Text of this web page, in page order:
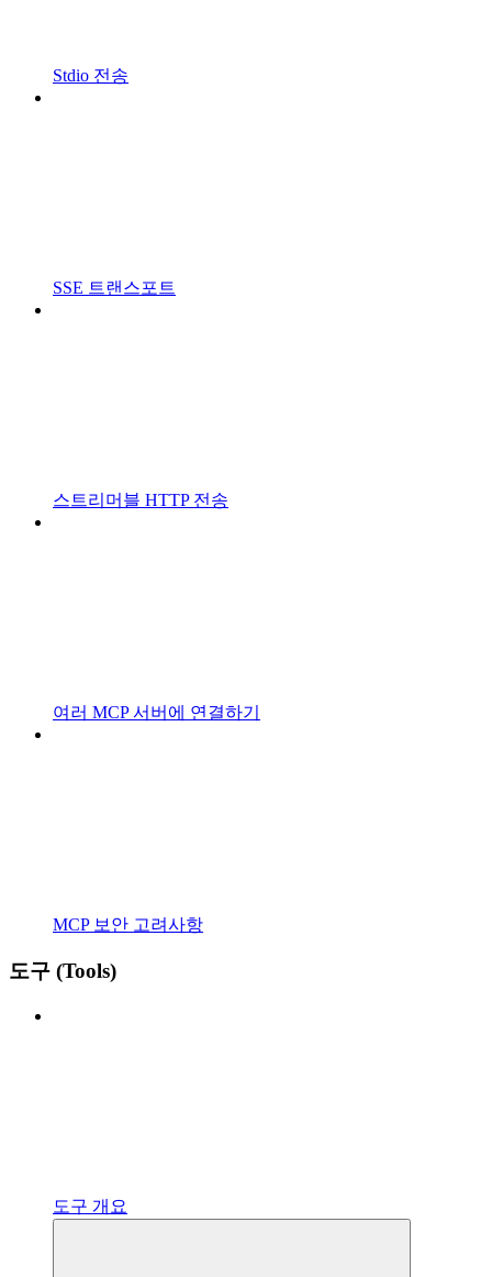
Stdio 전송
SSE 트랜스포트
스트리머블 HTTP 전송
여러 MCP 서버에 연결하기
MCP 보안 고려사항
도구 (Tools)
도구 개요